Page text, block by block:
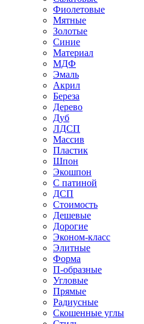
Фиолетовые
Мятные
Золотые
Синие
Материал
МДФ
Эмаль
Акрил
Береза
Дерево
Дуб
ЛДСП
Массив
Пластик
Шпон
Экошпон
С патиной
ДСП
Стоимость
Дешевые
Дорогие
Эконом-класс
Элитные
Форма
П-образные
Угловые
Прямые
Радиусные
Скошенные углы